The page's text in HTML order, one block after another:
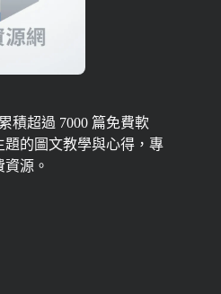
積超過 7000 篇免費軟
的圖文教學與心得，專
源。